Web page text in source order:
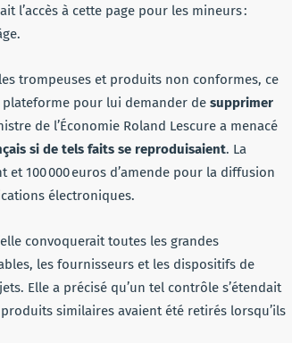
l’accès à cette page pour les mineurs :
trompeuses et produits non conformes, ce
plateforme pour lui demander de supprimer
de l’Économie Roland Lescure a menacé
si de tels faits se reproduisaient. La
et 100 000 euros d’amende pour la diffusion
électroniques.
convoquerait toutes les grandes
les fournisseurs et les dispositifs de
Elle a précisé qu’un tel contrôle s’étendait
similaires avaient été retirés lorsqu’ils